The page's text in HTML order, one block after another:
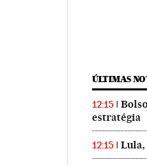
ÚLTIMAS
12:15
estratégia
12:15 Lula,